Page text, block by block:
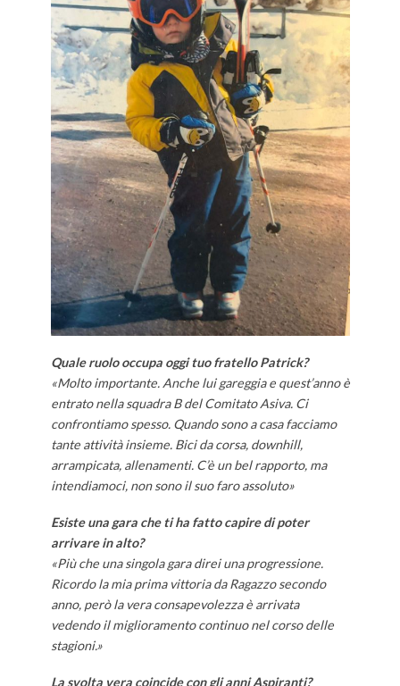
Quale ruolo occupa oggi tuo fratello Patrick?
«Molto importante. Anche lui gareggia e quest’anno è
entrato nella squadra B del Comitato Asiva. Ci
confrontiamo spesso. Quando sono a casa facciamo
tante attività insieme. Bici da corsa, downhill,
arrampicata, allenamenti. C’è un bel rapporto, ma
intendiamoci, non sono il suo faro assoluto»
Esiste una gara che ti ha fatto capire di poter
arrivare in alto?
«Più che una singola gara direi una progressione.
Ricordo la mia prima vittoria da Ragazzo secondo
anno, però la vera consapevolezza è arrivata
vedendo il miglioramento continuo nel corso delle
stagioni.»
La svolta vera coincide con gli anni Aspiranti?